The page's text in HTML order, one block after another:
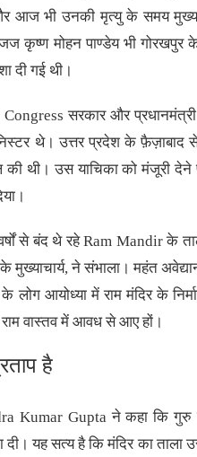
आज भी उनकी मृत्यु के समय
कृष्ण मोहन पाण्डेय भी
दी गई थी।
सरकार और
थे। उत्तर प्रदेश के
की थी। उस याचिका को मंजूरी
से बंद थे रहे Ram Mandir
के मुख्याचार्य, ने संभाला। महंत
के लोग आयोध्या में राम मंदिर के
वास्तव में आवध से आए हों।
है
Kumar Gupta ने कहा कि गुरु
यह सत्य है कि मंदिर का